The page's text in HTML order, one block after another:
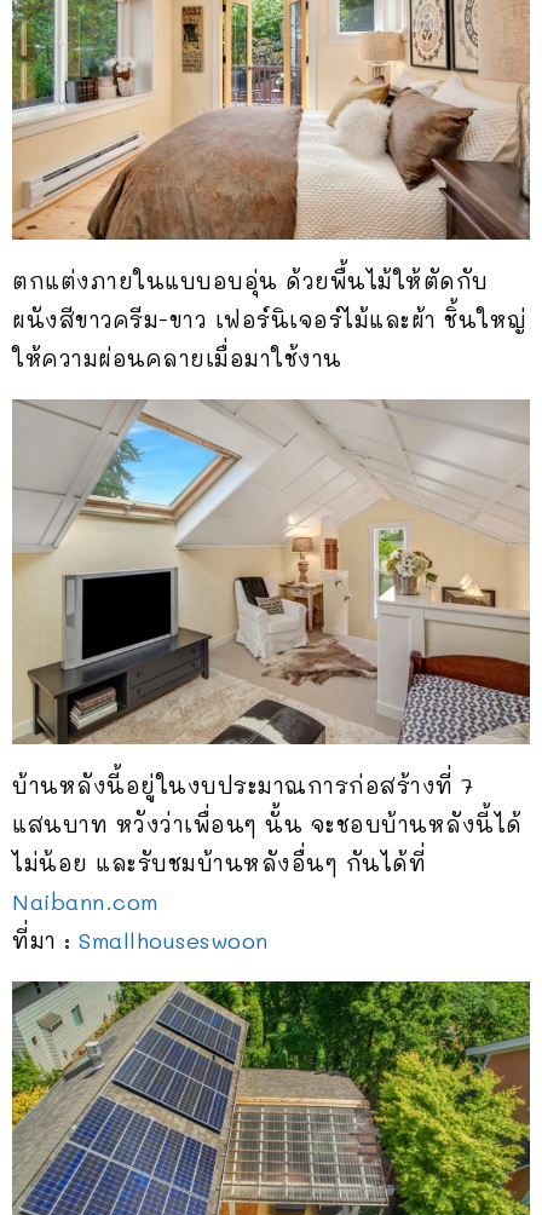
ตกแต่งภายในแบบอบอุ่น ด้วยพื้นไม้ให้ตัดกับ
ผนังสีขาวครีม-ขาว เฟอร์นิเจอร์ไม้และผ้า ชิ้นใหญ่
ให้ความผ่อนคลายเมื่อมาใช้งาน
บ้านหลังนี้อยู่ในงบประมาณการก่อสร้างที่ 7
แสนบาท หวังว่าเพื่อนๆ นั้น จะชอบบ้านหลังนี้ได้
ไม่น้อย และรับชมบ้านหลังอื่นๆ กันได้ที่
Naibann.com
ที่มา : Smallhouseswoon